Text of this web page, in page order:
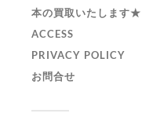
本の買取いたします★
ACCESS
PRIVACY POLICY
お問合せ